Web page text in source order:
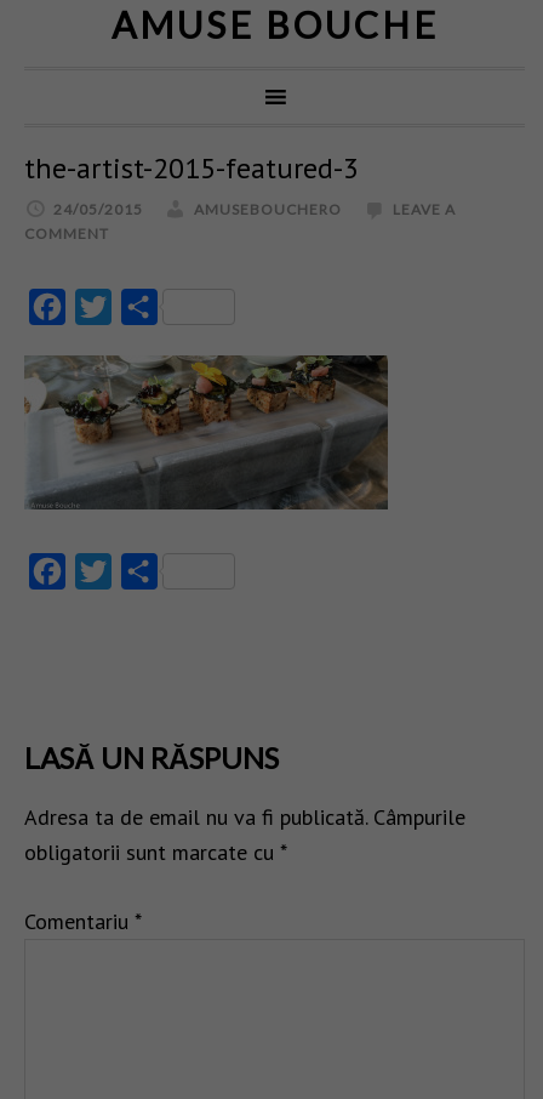
AMUSE BOUCHE
the-artist-2015-featured-3
24/05/2015 AMUSEBOUCHERO
LEAVE A
COMMENT
FacebookTwitter
FacebookTwitter
LASĂ UN RĂSPUNS
Adresa ta de email nu va fi publicată. Câmpurile
obligatorii sunt marcate cu *
Comentariu *